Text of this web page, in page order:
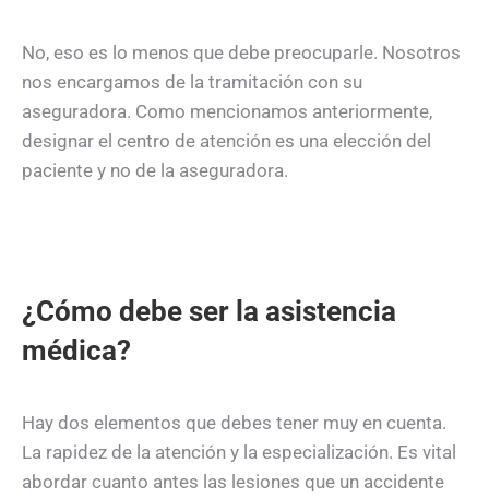
No, eso es lo menos que debe preocuparle. Nosotros
nos encargamos de la tramitación con su
aseguradora. Como mencionamos anteriormente,
designar el centro de atención es una elección del
paciente y no de la aseguradora.
¿Cómo debe ser la asistencia
médica?
Hay dos elementos que debes tener muy en cuenta.
La rapidez de la atención y la especialización. Es vital
abordar cuanto antes las lesiones que un accidente